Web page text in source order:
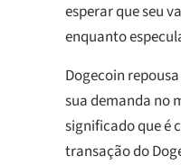
esperar que seu
enquanto
Dogecoin
sua demanda no
significado que é
transação do